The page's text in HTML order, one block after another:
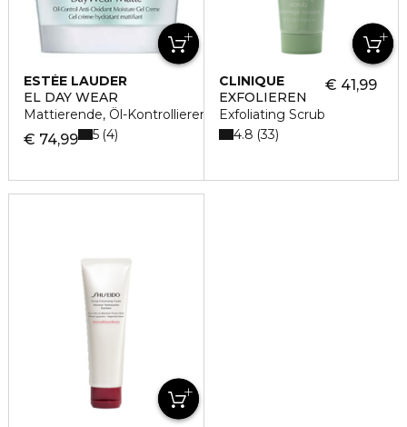
ESTÉE LAUDER
EL DAY WEAR
Mattierende, Öl-Kontrollierende Tagescreme
€ 74,99 5 4
CLINIQUE
EXFOLIEREN
Exfoliating Scrub
€ 41,99
4.8 33